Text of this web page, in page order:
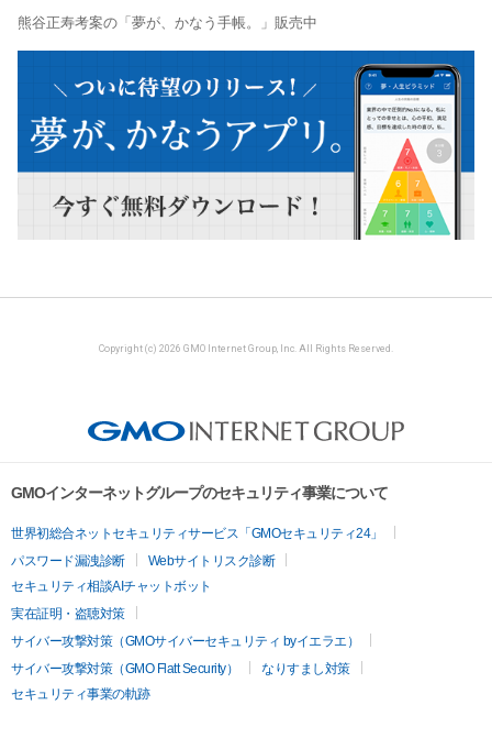
熊谷正寿考案の「夢が、かなう手帳。」販売中
Copyright (c) 2026 GMO Internet Group, Inc. All Rights Reserved.
GMOインターネットグループのセキュリティ事業について
世界初総合ネットセキュリティサービス「GMOセキュリティ24」
パスワード漏洩診断
Webサイトリスク診断
セキュリティ相談AIチャットボット
実在証明・盗聴対策
サイバー攻撃対策（GMOサイバーセキュリティ byイエラエ）
サイバー攻撃対策（GMO Flatt Security）
なりすまし対策
セキュリティ事業の軌跡